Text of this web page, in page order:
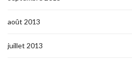
août 2013
juillet 2013